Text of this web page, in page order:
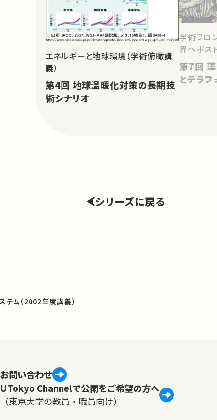
エネルギーと地球環境（学術俯瞰講
義）
第4回 地球温暖化対策の長期技
術シナリオ
学術フロ
界へ――ポ
第7回 藻と人間：惑星サルベージ
とテラ
シリーズに戻る
テム（2002年度講義）
お問い合わせ
UTokyo Channelで公開をご希望の方へ
（東京大学の教員・職員向け）